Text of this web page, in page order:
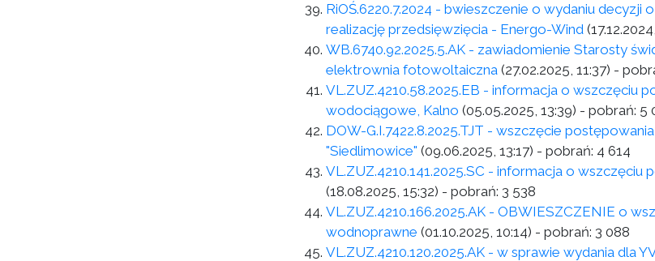
RiOŚ.6220.7.2024 - bwieszczenie o wydaniu
realizację przedsięwzięcia - Energo-Wind
WB.6740.92.2025.5.AK - zawiadomienie Starosty
elektrownia fotowoltaiczna (27.02.2025, 11:37) -
VL.ZUZ.4210.58.2025.EB - informacja o wszczęciu
wodociągowe, Kalno (05.05.2025, 13:39) - pobrań: 5
DOW-G.I.7422.8.2025.TJT - wszczęcie
"Siedlimowice" (09.06.2025, 13:17) - pobrań: 4 614
VL.ZUZ.4210.141.2025.SC - informacja o
(18.08.2025, 15:32) - pobrań: 3 538
VL.ZUZ.4210.166.2025.AK - OBWIESZCZENIE o
wodnoprawne (01.10.2025, 10:14) - pobrań: 3 088
VL.ZUZ.4210.120.2025.AK - w sprawie wydania dla